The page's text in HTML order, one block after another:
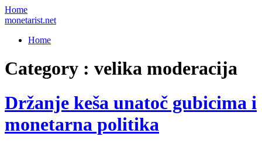
Home
monetarist.net
Home
Category : velika moderacija
Držanje keša unatoč gubicima i
monetarna politika